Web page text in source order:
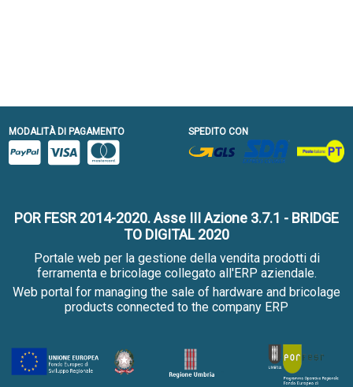
MODALITÀ DI PAGAMENTO SPEDITO CON
POR FESR 2014-2020. Asse III Azione 3.7.1 - BRIDGE
TO DIGITAL 2020
Portale web per la gestione della vendita prodotti di
ferramenta e bricolage collegato all'ERP aziendale.
Web portal for managing the sale of hardware and bricolage
products connected to the company ERP